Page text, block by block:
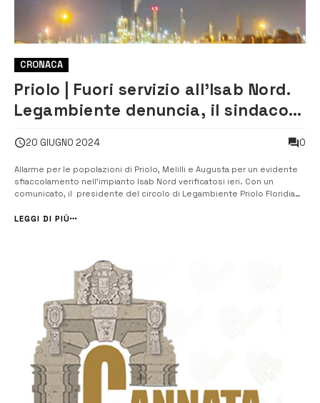
CRONACA
Priolo | Fuori servizio all’Isab Nord.
Legambiente denuncia, il sindaco
20 GIUGNO 2024 0
Allarme per le popolazioni di Priolo, Melilli e Augusta per un evidente
sfiaccolamento nell’impianto Isab Nord verificatosi ieri. Con un
comunicato, il presidente del circolo di Legambiente Priolo Floridia
rischi per la popolazione. “Non avendo avuto informazioni i...
LEGGI DI PIÙ